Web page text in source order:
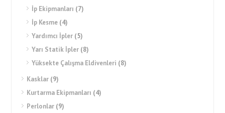
İp Ekipmanları (7)
İp Kesme (4)
Yardımcı İpler (5)
Yarı Statik İpler (8)
Yüksekte Çalışma Eldivenleri (8)
Kasklar (9)
Kurtarma Ekipmanları (4)
Perlonlar (9)